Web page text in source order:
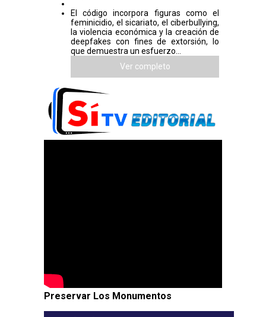
El código incorpora figuras como el
feminicidio, el sicariato, el ciberbullying,
la violencia económica y la creación de
deepfakes con fines de extorsión, lo
que demuestra un esfuerzo...
Ver completo
Preservar Los Monumentos